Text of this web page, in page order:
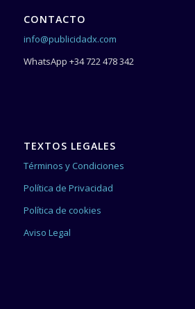
CONTACTO
info@publicidadx.com
WhatsApp +34 722 478 342
TEXTOS LEGALES
Términos y Condiciones
Política de Privacidad
Política de cookies
Aviso Legal